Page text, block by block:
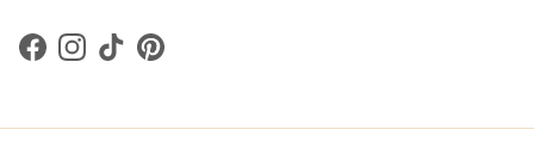
FacebookInstagram
TikTokPinterest